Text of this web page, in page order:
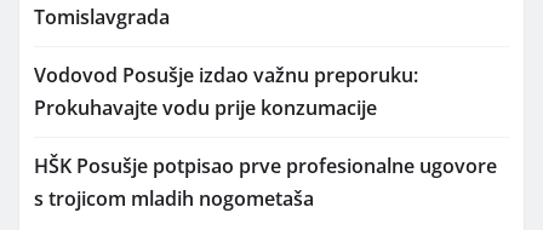
Tomislavgrada
Vodovod Posušje izdao važnu preporuku:
Prokuhavajte vodu prije konzumacije
HŠK Posušje potpisao prve profesionalne ugovore
s trojicom mladih nogometaša